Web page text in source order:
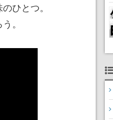
ひとつ。
。